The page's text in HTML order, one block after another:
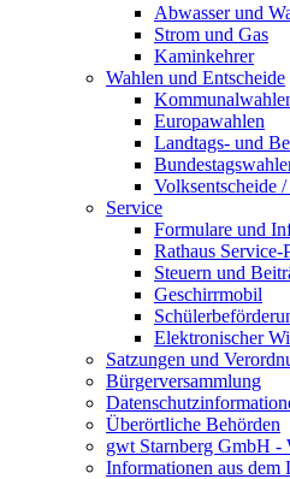
Abwasser und
Strom und Gas
Kaminkehrer
Wahlen und Entscheide
Europawahlen
Landtags- und
Volksentscheide
Service
Formulare und
Rathaus Service-
Steuern und
Geschirrmobil
Elektronischer
Satzungen und
Bürgerversammlung
Überörtliche Behörden
gwt Starnberg GmbH -
Informationen aus dem